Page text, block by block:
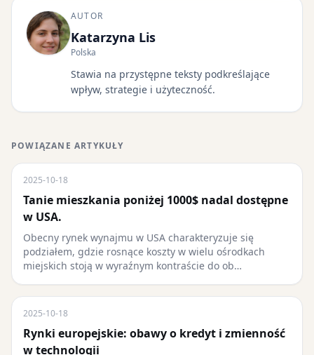
AUTOR
Katarzyna Lis
Polska
Stawia na przystępne teksty podkreślające
wpływ, strategie i użyteczność.
POWIĄZANE ARTYKUŁY
2025-10-18
Tanie mieszkania poniżej 1000$ nadal dostępne
w USA.
Obecny rynek wynajmu w USA charakteryzuje się
podziałem, gdzie rosnące koszty w wielu ośrodkach
miejskich stoją w wyraźnym kontraście do ob…
2025-10-18
Rynki europejskie: obawy o kredyt i zmienność
w technologii